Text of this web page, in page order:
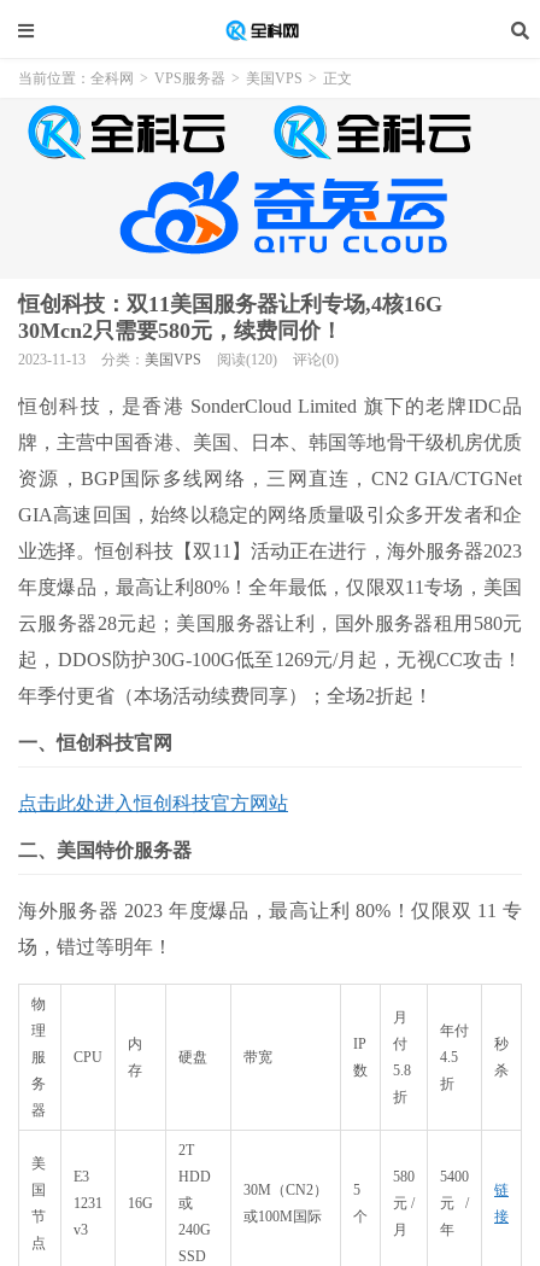
当前位置： 全科网 > VPS服务器 > 美国VPS > 正文
恒创科技：双11美国服务器让利专场,4核16G
30Mcn2只需要580元，续费同价！
2023-11-13 分类： 美国VPS 阅读(120) 评论(0)
恒创科技，是香港 SonderCloud Limited 旗下的老牌IDC品
牌，主营中国香港、美国、日本、韩国等地骨干级机房优质
资源，BGP国际多线网络，三网直连，CN2 GIA/CTGNet
GIA高速回国，始终以稳定的网络质量吸引众多开发者和企
业选择。恒创科技【双11】活动正在进行，海外服务器2023
年度爆品 ，最高让利80%！全年最低，仅限双11专场，美国
云服务器28元起；美国服务器让利，国外服务器租用580元
起，DDOS防护30G-100G低至1269元/月起，无视CC攻击！
年季付更省（本场活动续费同享）；全场2折起！
一、恒创科技官网
点击此处进入恒创科技官方网站
二、美国特价服务器
海外服务器 2023 年度爆品，最高让利 80%！仅限双 11 专
场，错过等明年！
物
理
服
务
器
CPU
内
存
硬盘 带宽
IP
数
月
付
5.8
折
年付
4.5
折
秒
杀
美
国
节
点
E3
1231
v3
16G
2T
HDD
或
240G
SSD
30M（CN2）
或100M国际
5
个
580
元/
月
5400
元/
年
链
接